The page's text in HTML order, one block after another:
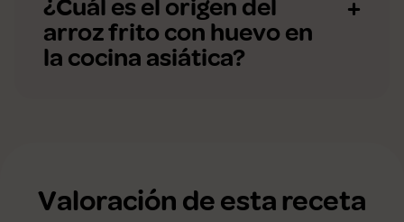
¿Cuál es el origen del
arroz frito con huevo en
la cocina asiática?
Valoración de esta receta